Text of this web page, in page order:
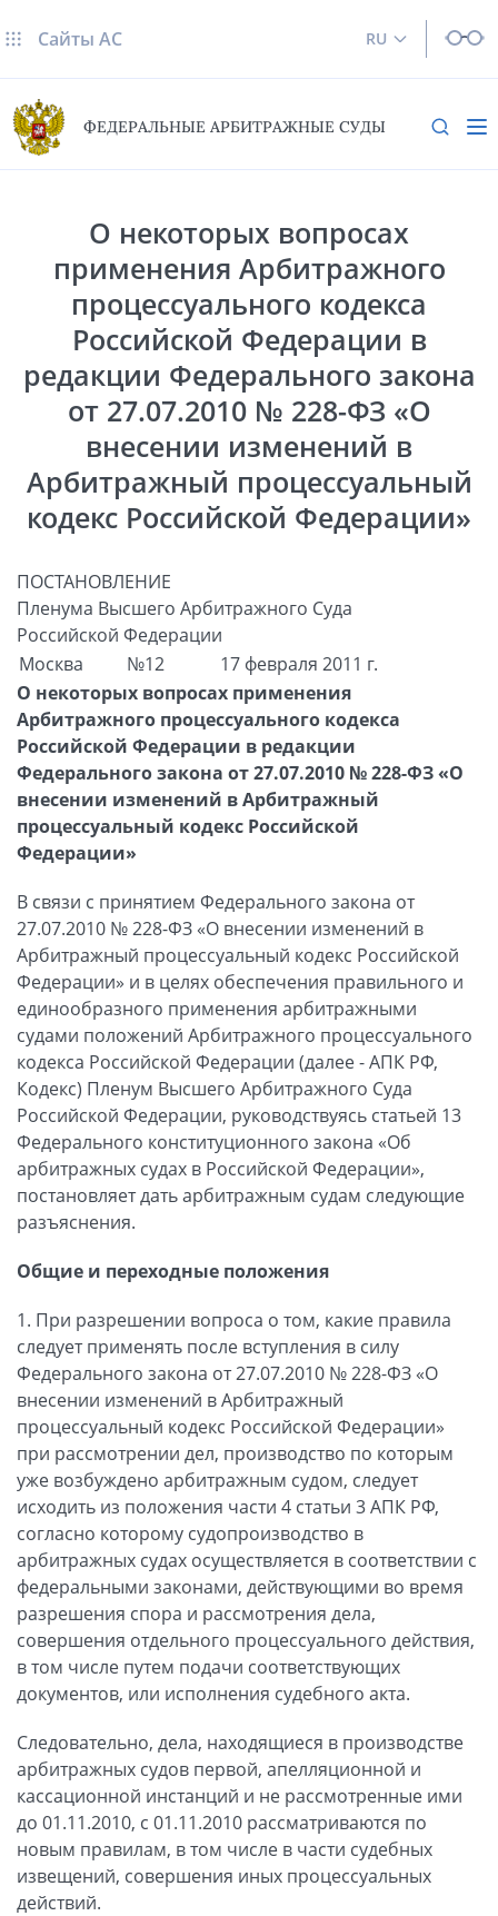
RU
Сайты AC
ФЕДЕРАЛЬНЫЕ АРБИТРАЖНЫЕ СУДЫ
О некоторых вопросах
применения Арбитражного
процессуального кодекса
Российской Федерации в
редакции Федерального закона
от 27.07.2010 № 228-ФЗ «О
внесении изменений в
Арбитражный процессуальный
кодекс Российской Федерации»
ПОСТАНОВЛЕНИЕ
Пленума Высшего Арбитражного Суда
Российской Федерации
Москва
№12
17 февраля 2011 г.
О некоторых вопросах применения
Арбитражного процессуального кодекса
Российской Федерации в редакции
Федерального закона от 27.07.2010 № 228-ФЗ «О
внесении изменений в Арбитражный
процессуальный кодекс Российской
Федерации»
В связи с принятием Федерального закона от
27.07.2010 № 228-ФЗ «О внесении изменений в
Арбитражный процессуальный кодекс Российской
Федерации» и в целях обеспечения правильного и
единообразного применения арбитражными
судами положений Арбитражного процессуального
кодекса Российской Федерации (далее - АПК РФ,
Кодекс) Пленум Высшего Арбитражного Суда
Российской Федерации, руководствуясь статьей 13
Федерального конституционного закона «Об
арбитражных судах в Российской Федерации»,
постановляет дать арбитражным судам следующие
разъяснения.
Общие и переходные положения
1. При разрешении вопроса о том, какие правила
следует применять после вступления в силу
Федерального закона от 27.07.2010 № 228-ФЗ «О
внесении изменений в Арбитражный
процессуальный кодекс Российской Федерации»
при рассмотрении дел, производство по которым
уже возбуждено арбитражным судом, следует
исходить из положения части 4 статьи 3 АПК РФ,
согласно которому судопроизводство в
арбитражных судах осуществляется в соответствии с
федеральными законами, действующими во время
разрешения спора и рассмотрения дела,
совершения отдельного процессуального действия,
в том числе путем подачи соответствующих
документов, или исполнения судебного акта.
Следовательно, дела, находящиеся в производстве
арбитражных судов первой, апелляционной и
кассационной инстанций и не рассмотренные ими
до 01.11.2010, с 01.11.2010 рассматриваются по
новым правилам, в том числе в части судебных
извещений, совершения иных процессуальных
действий.